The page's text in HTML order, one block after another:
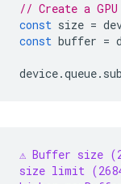
// Create a
const size =
const buffer =
device.queue.
⚠️ Buffer size
size limit